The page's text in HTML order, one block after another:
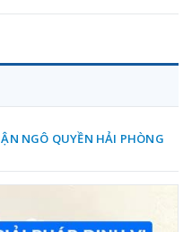
NGÔ QUYỀN HẢI PHÒNG